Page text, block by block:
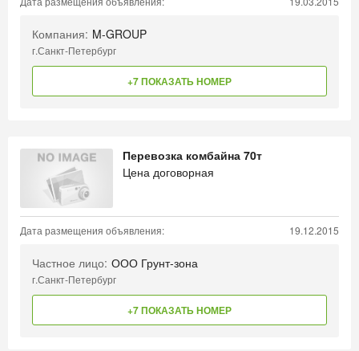
Компания: M-GROUP
г.Санкт-Петербург
+7 ПОКАЗАТЬ НОМЕР
Перевозка комбайна 70т
Цена договорная
Дата размещения объявления: 19.12.2015
Частное лицо: ООО Грунт-зона
г.Санкт-Петербург
+7 ПОКАЗАТЬ НОМЕР